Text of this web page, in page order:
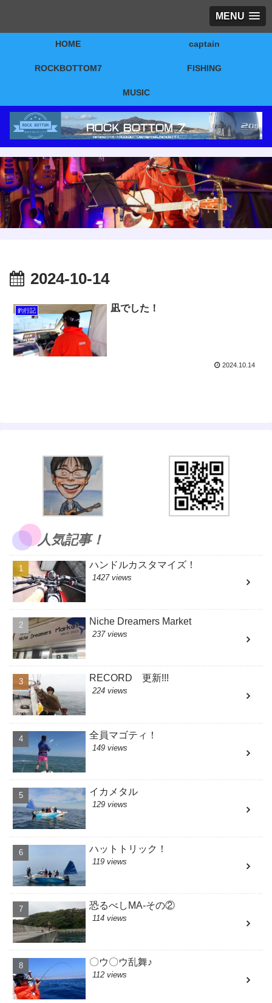
MENU
HOME captain
ROCKBOTTOM7 FISHING
MUSIC
2024-10-14
釣行記 凪でした！
2024.10.14
人気記事！
ハンドルカスタマイズ！
1427 views
Niche Dreamers Market
237 views
RECORD 更新!!!
224 views
全員マゴティ！
149 views
イカメタル
129 views
ハットトリック！
119 views
恐るべしMA-その②
114 views
〇ウ〇ウ乱舞♪
112 views